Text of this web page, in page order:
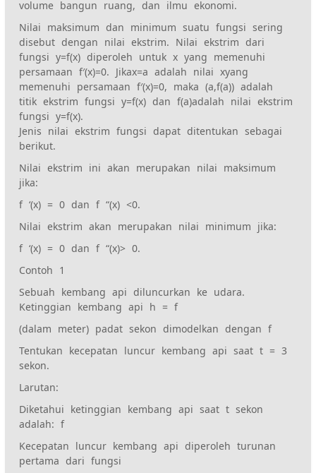
volume bangun ruang, dan ilmu ekonomi.
Nilai maksimum dan minimum suatu fungsi sering
disebut dengan nilai ekstrim. Nilai ekstrim dari
fungsi y=f(x) diperoleh untuk x yang memenuhi
persamaan f′(x)=0. Jikax=a adalah nilai xyang
memenuhi persamaan f′(x)=0, maka (a,f(a)) adalah
titik ekstrim fungsi y=f(x) dan f(a)adalah nilai ekstrim
fungsi y=f(x).
Jenis nilai ekstrim fungsi dapat ditentukan sebagai
berikut.
Nilai ekstrim ini akan merupakan nilai maksimum
jika:
f ‘(x) = 0 dan f “(x) <0.
Nilai ekstrim akan merupakan nilai minimum jika:
f ‘(x) = 0 dan f “(x)> 0.
Contoh 1
Sebuah kembang api diluncurkan ke udara.
Ketinggian kembang api h = f
(dalam meter) padat sekon dimodelkan dengan f
Tentukan kecepatan luncur kembang api saat t = 3
sekon.
Larutan:
Diketahui ketinggian kembang api saat t sekon
adalah: f
Kecepatan luncur kembang api diperoleh turunan
pertama dari fungsi